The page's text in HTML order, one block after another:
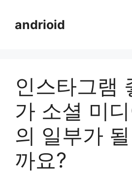
contentandrioid
인스타그램
가 소셜 미
의 일부가
까요?